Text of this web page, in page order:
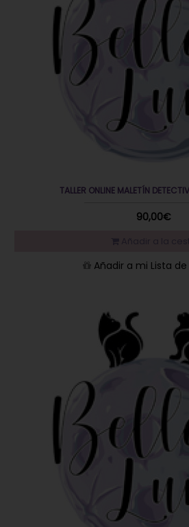
TALLER ONLINE MALETÍN
90,00€
Añadir a mi Lista